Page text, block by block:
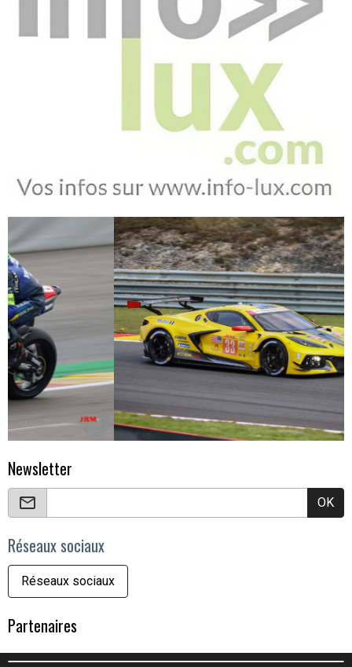
Newsletter
OK
Réseaux sociaux
Réseaux sociaux
Partenaires